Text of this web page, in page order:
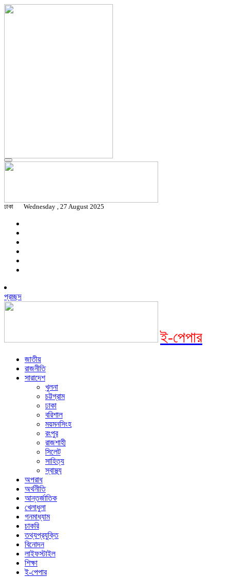
ঢাকা Wednesday , 27 August 2025
প্রচ্ছদ
ই-পেপার
জাতীয়
রাজনীতি
সারাদেশ
খুলনা
চট্টগ্রাম
ঢাকা
বরিশাল
ময়মনসিংহ
রংপুর
রাজশাহী
সিলেট
সাহিত্য
স্বাস্থ্য
অপরাধ
অর্থনীতি
আন্তর্জাতিক
খেলাধুলা
গনমাধ্যাম
চাকরি
তথ্যপ্রযুক্তি
বিনোদন
লাইফস্টাইল
শিক্ষা
ই-পেপার